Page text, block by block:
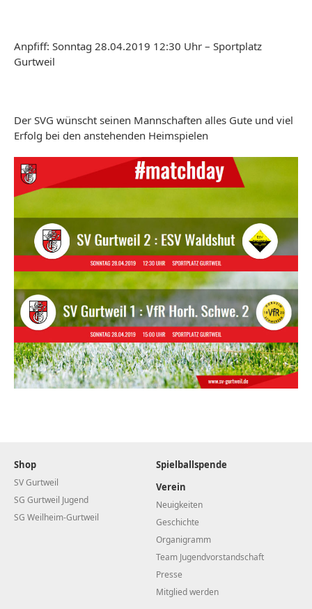
Anpfiff: Sonntag 28.04.2019 12:30 Uhr – Sportplatz
Gurtweil
Der SVG wünscht seinen Mannschaften alles Gute und viel
Erfolg bei den anstehenden Heimspielen
Shop
SV Gurtweil
SG Gurtweil Jugend
SG Weilheim-Gurtweil
Spielballspende
Verein
Neuigkeiten
Geschichte
Organigramm
Team Jugendvorstandschaft
Presse
Mitglied werden